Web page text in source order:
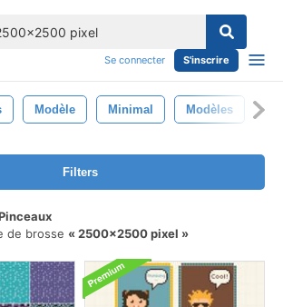
Se connecter S'inscrire
Modèle Minimal Modèles
Filters
de brosse
2500x2500 pixel